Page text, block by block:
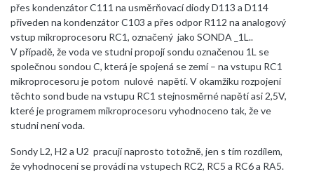
přes kondenzátor C111 na usměrňovací diody D113 a D114
přiveden na kondenzátor C103 a přes odpor R112 na analogový
vstup mikroprocesoru RC1, označený jako SONDA _1L..
V případě, že voda ve studni propojí sondu označenou 1L se
společnou sondou C, která je spojená se zemí – na vstupu RC1
mikroprocesoru je potom nulové napětí. V okamžiku rozpojení
těchto sond bude na vstupu RC1 stejnosměrné napětí asi 2,5V,
které je programem mikroprocesoru vyhodnoceno tak, že ve
studni není voda.
Sondy L2, H2 a U2 pracují naprosto totožně, jen s tím rozdílem,
že vyhodnocení se provádí na vstupech RC2, RC5 a RC6 a RA5.